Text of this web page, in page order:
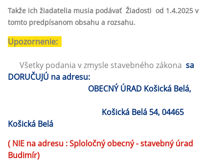
Takže ich žiadatelia musia podávať Žiadosti od 1.4.2025 v
tomto predpísanom obsahu a rozsahu.
Upozornenie:
Všetky podania v zmysle stavebného zákona sa
DORUČUJÚ na adresu:
OBECNÝ ÚRAD Košická Belá,
Košická Belá 54, 04465
Košická Belá
( NIE na adresu : Sploločný obecný - stavebný úrad
Budimír)